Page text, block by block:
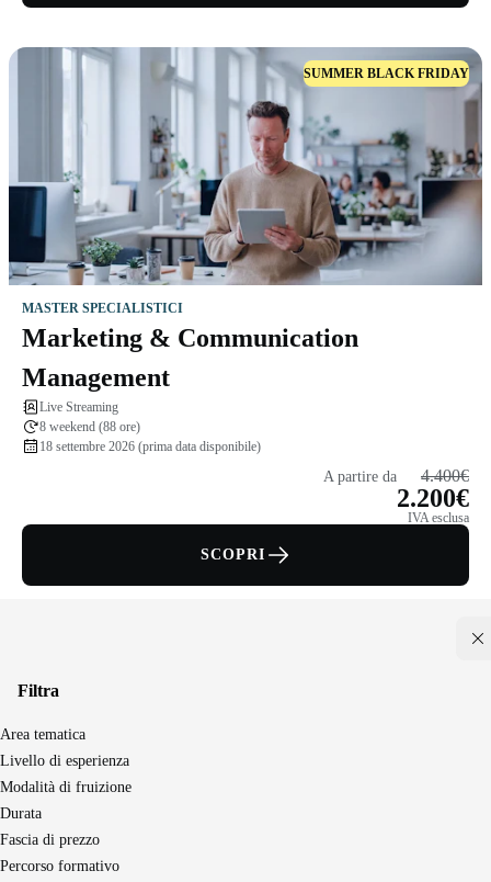
SUMMER BLACK FRIDAY
MASTER SPECIALISTICI
Marketing & Communication
Management
Live Streaming
8 weekend (88 ore)
18 settembre 2026 (prima data disponibile)
A partire da 4.400€
2.200€
IVA esclusa
SCOPRI
Filtra
Area tematica
Livello di esperienza
Modalità di fruizione
Durata
Fascia di prezzo
Percorso formativo
Seguici sui social
Master e corsi per profilo
Business e Comunicazione